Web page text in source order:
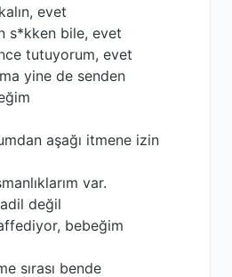
evet
s*kken bile, evet
tutuyorum, evet
yine de senden
aşağı itmene izin
var.
değil
bebeğim
sırası bende